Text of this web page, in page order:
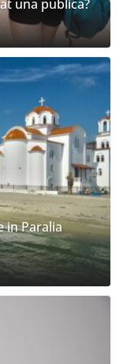
una publica?
in Paralia